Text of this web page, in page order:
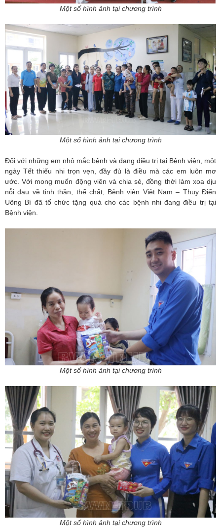
Một số hình ảnh tại chương trình
Một số hình ảnh tại chương trình
Đối với những em nhỏ mắc bệnh và đang điều trị tại Bệnh viện, một
ngày Tết thiếu nhi trọn vẹn, đầy đủ là điều mà các em luôn mơ
ước. Với mong muốn động viên và chia sẻ, đồng thời làm xoa dịu
nỗi đau về tinh thần, thể chất, Bệnh viện Việt Nam – Thụy Điển
Uông Bí đã tổ chức tặng quà cho các bệnh nhi đang điều trị tại
Bệnh viện.
Một số hình ảnh tại chương trình
Một số hình ảnh tại chương trình